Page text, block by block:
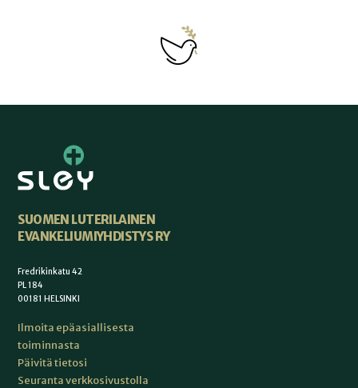
SUOMEN LUTERILAINEN
EVANKELIUMIYHDISTYS RY
Fredrikinkatu 42
PL 184
00181 HELSINKI
Ilmoita epäasiallisesta
toiminnasta
Päivitä tietosi
Seuranta verkkosivustolla